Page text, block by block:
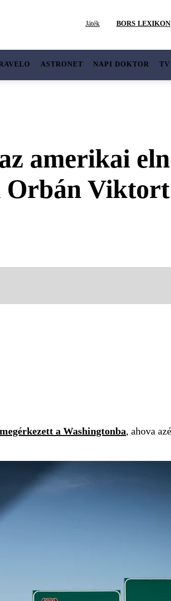
Játék BORS LEXIKON
ASTRONET NAPI DOKTOR TV
amerikai
Orbán
megérkezett a Washingtonba, ahova